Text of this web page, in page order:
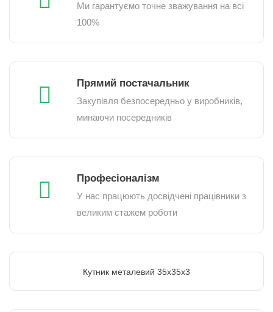
Ми гарантуємо точне зважування на всі
100%
Прямий постачальник
Закупівля безпосередньо у виробників,
минаючи посередників
Професіоналізм
У нас працюють досвідчені працівники з
великим стажем роботи
Кутник металевий 35х35х3